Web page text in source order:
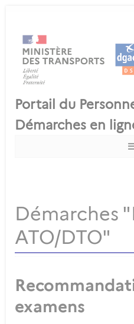
Démarches
ATO/DTO"
examens